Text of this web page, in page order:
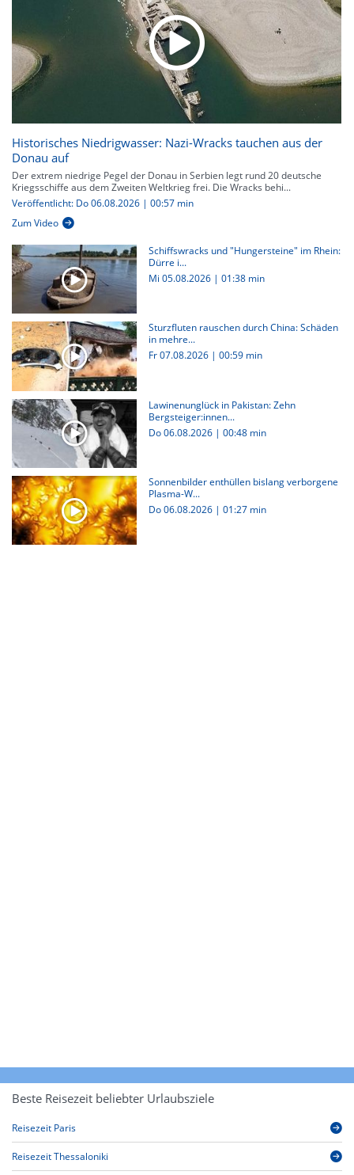
Historisches Niedrigwasser: Nazi-Wracks tauchen aus der
Donau auf
Der extrem niedrige Pegel der Donau in Serbien legt rund 20 deutsche
Kriegsschiffe aus dem Zweiten Weltkrieg frei. Die Wracks behi...
Veröffentlicht: Do 06.08.2026 | 00:57 min
Zum Video
Schiffswracks und "Hungersteine" im Rhein:
Dürre i...
Mi 05.08.2026 | 01:38 min
Sturzfluten rauschen durch China: Schäden
in mehre...
Fr 07.08.2026 | 00:59 min
Lawinenunglück in Pakistan: Zehn
Bergsteiger:innen...
Do 06.08.2026 | 00:48 min
Sonnenbilder enthüllen bislang verborgene
Plasma-W...
Do 06.08.2026 | 01:27 min
Beste Reisezeit beliebter Urlaubsziele
Reisezeit Paris
Reisezeit Thessaloniki